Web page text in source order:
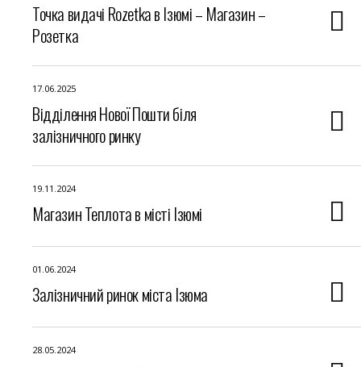
Точка видачі Rozetka в Ізюмі – Магазин –
Розетка
17.06.2025
Відділення Нової Пошти біля
залізничного ринку
19.11.2024
Магазин Теплота в місті Ізюмі
01.06.2024
Залізничний ринок міста Ізюма
28.05.2024